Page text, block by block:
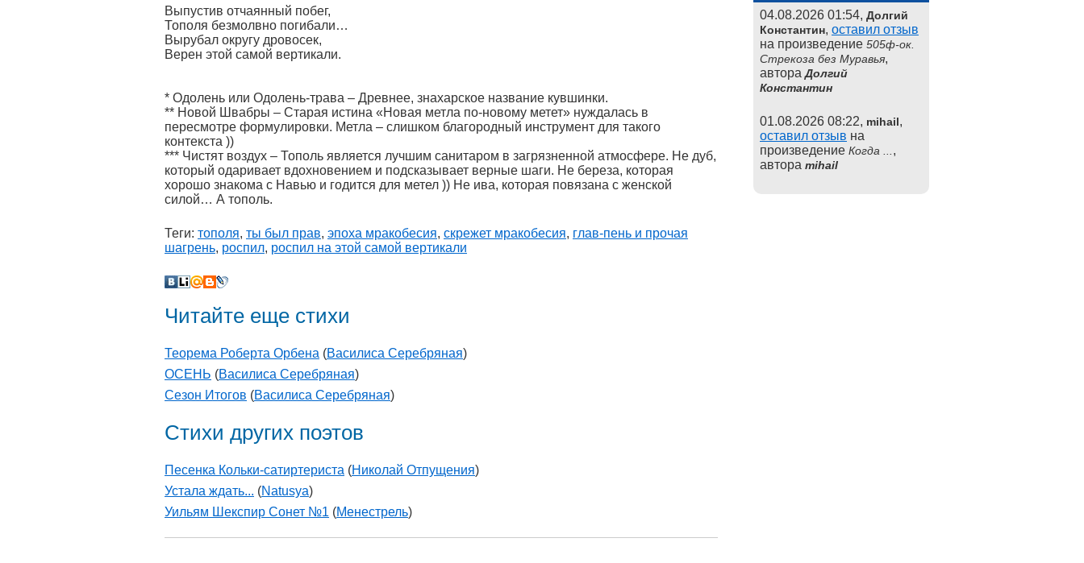
Выпустив отчаянный побег,
Тополя безмолвно погибали…
Вырубал округу дровосек,
Верен этой самой вертикали.
* Одолень или Одолень-трава – Древнее, знахарское название кувшинки.
** Новой Швабры – Старая истина «Новая метла по-новому метет» нуждалась в
пересмотре формулировки. Метла – слишком благородный инструмент для такого
контекста ))
*** Чистят воздух – Тополь является лучшим санитаром в загрязненной атмосфере. Не дуб,
который одаривает вдохновением и подсказывает верные шаги. Не береза, которая
хорошо знакома с Навью и годится для метел )) Не ива, которая повязана с женской
силой… А тополь.
Теги: тополя, ты был прав, эпоха мракобесия, скрежет мракобесия, глав-пень и прочая
шагрень, роспил, роспил на этой самой вертикали
Читайте еще стихи
Теорема Роберта Орбена (Василиса Серебряная)
ОСЕНЬ (Василиса Серебряная)
Сезон Итогов (Василиса Серебряная)
Стихи других поэтов
Песенка Кольки-сатиртериста (Николай Отпущения)
Устала ждать... (Natusya)
Уильям Шекспир Сонет №1 (Менестрель)
04.08.2026 01:54, Долгий
Константин, оставил отзыв
на произведение 505ф-ок.
Стрекоза без Муравья,
автораДолгий
Константин
01.08.2026 08:22, mihail,
оставил отзыв на
произведение Когда ... ,
автора mihail